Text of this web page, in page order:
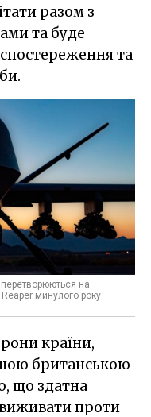
разом з
та буде
та
на
минулого року
країни,
британською
що здатна
виживати проти